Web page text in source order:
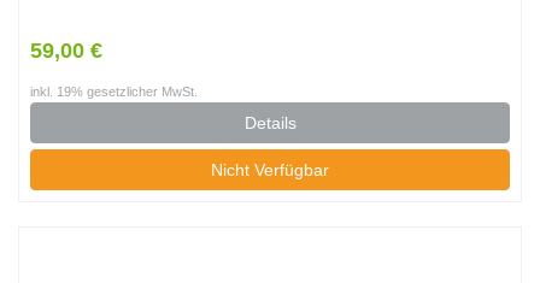
59,00 €
inkl. 19% gesetzlicher MwSt.
Details
Nicht Verfügbar